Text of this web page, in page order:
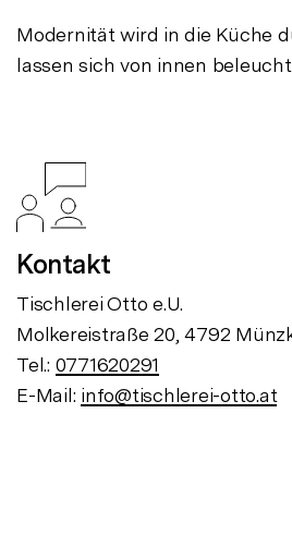
Modernität wird in die Küche
lassen sich von innen
Kontakt
Tischlerei Otto e.U.
Molkereistraße 20, 4792
Tel.: 0771620291
E-Mail: info@tischlerei-otto.at